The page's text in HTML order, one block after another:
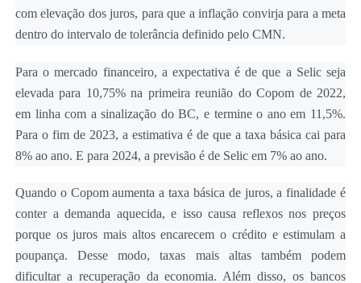
com elevação dos juros, para que a inflação convirja para a meta
dentro do intervalo de tolerância definido pelo CMN.
Para o mercado financeiro, a expectativa é de que a Selic seja
elevada para 10,75% na primeira reunião do Copom de 2022,
em linha com a sinalização do BC, e termine o ano em 11,5%.
Para o fim de 2023, a estimativa é de que a taxa básica cai para
8% ao ano. E para 2024, a previsão é de Selic em 7% ao ano.
Quando o Copom aumenta a taxa básica de juros, a finalidade é
conter a demanda aquecida, e isso causa reflexos nos preços
porque os juros mais altos encarecem o crédito e estimulam a
poupança. Desse modo, taxas mais altas também podem
dificultar a recuperação da economia. Além disso, os bancos